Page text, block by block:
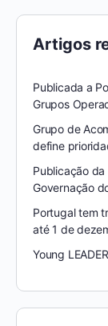
Artigos
Publicada a
Grupos
Grupo de
define
Publicação da
Governação
Portugal tem
até 1 de
Young